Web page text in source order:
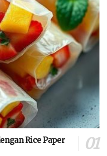
Rice Paper